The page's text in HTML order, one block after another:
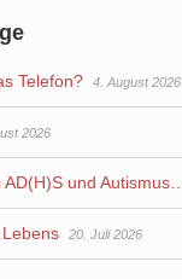
Telefon? 4. August 2026
2026
und Autismus…
20. Juli 2026